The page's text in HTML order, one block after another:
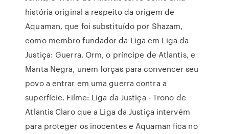
história original a respeito da origem de
Aquaman, que foi substituído por Shazam,
como membro fundador da Liga em Liga da
Justiça: Guerra. Orm, o príncipe de Atlantis, e
Manta Negra, unem forças para convencer seu
povo a entrar em uma guerra contra a
superfície. Filme: Liga da Justiça - Trono de
Atlantis Claro que a Liga da Justiça intervém
para proteger os inocentes e Aquaman fica no